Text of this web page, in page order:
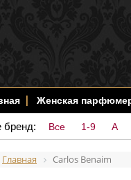
Женская
бренд: Все 1-9 A
Главная Carlos Benaim